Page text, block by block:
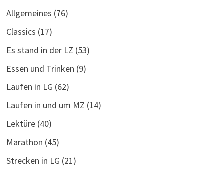
Allgemeines (76)
Classics (17)
Es stand in der LZ (53)
Essen und Trinken (9)
Laufen in LG (62)
Laufen in und um MZ (14)
Lektüre(40)
Marathon (45)
Strecken in LG (21)